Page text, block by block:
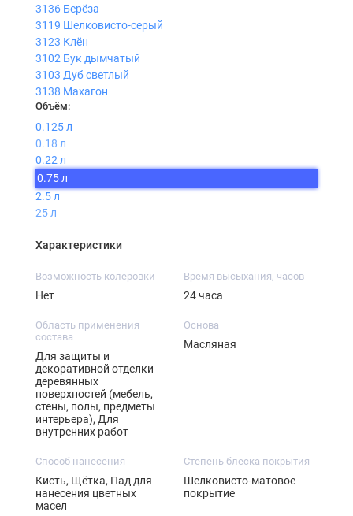
3136 Берёза
3119 Шелковисто-серый
3123 Клён
3102 Бук дымчатый
3103 Дуб светлый
3138 Махагон
Объём:
0.125 л
0.18 л
0.22 л
0.75 л
2.5 л
25 л
Характеристики
Возможность колеровки
Нет
Время высыхания, часов
24 часа
Область применения
состава
Для защиты и
декоративной отделки
деревянных
поверхностей (мебель,
стены, полы, предметы
интерьера), Для
внутренних работ
Основа
Масляная
Способ нанесения
Кисть, Щётка, Пад для
нанесения цветных
масел
Степень блеска покрытия
Шелковисто-матовое
покрытие